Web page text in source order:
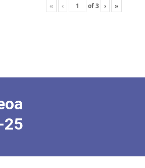
« ‹ of3 › »
25